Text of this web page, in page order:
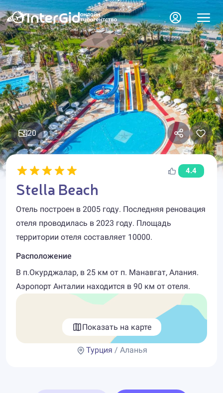
20
4.4
Stella Beach
Отель построен в 2005 году. Последняя реновация
отеля проводилась в 2023 году. Площадь
территории отеля составляет 10000.
Расположение
В п.Окурджалар, в 25 км от п. Манавгат, Алания.
Аэропорт Анталии находится в 90 км от отеля.
Показать на карте
Турция / Аланья